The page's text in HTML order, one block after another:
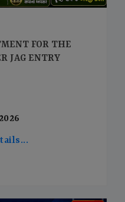
FOR THE
JAG ENTRY